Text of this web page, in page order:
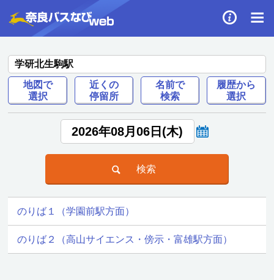
学研北生駒駅
地図で
選択
近くの
停留所
名前で
検索
履歴から
選択
のりば１（学園前駅方面）
のりば２（高山サイエンス・傍示・富雄駅方面）